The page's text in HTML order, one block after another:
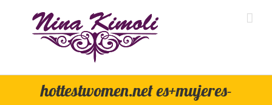
hottestwomen.net es+mujeres-